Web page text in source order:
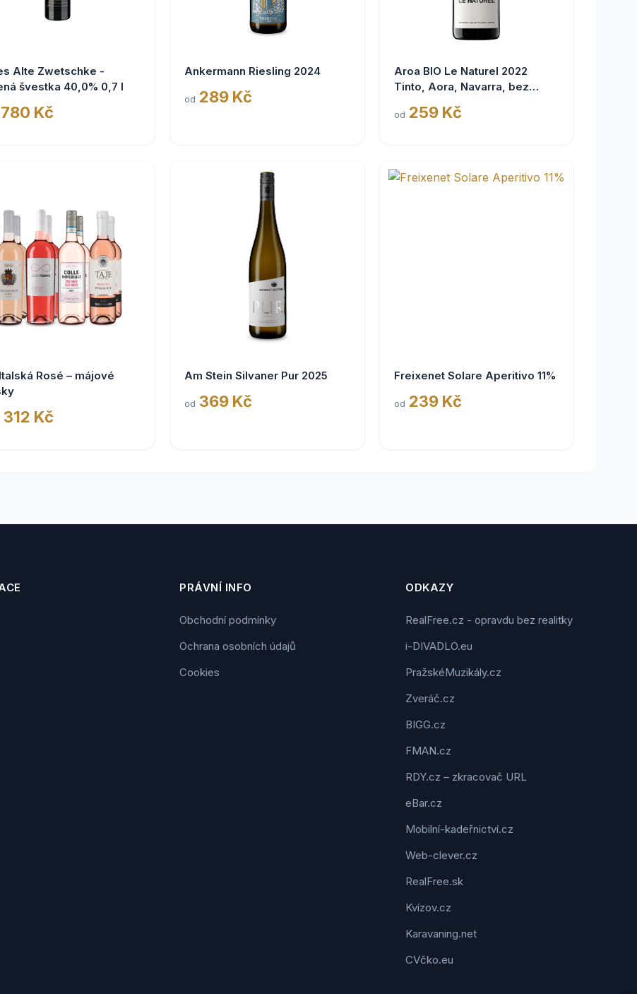
Alte Zwetschke -
švestka 40,0% 0,7 l
780 Kč
Ankermann Riesling 2024
od 289 Kč
Aroa BIO Le Naturel 2022
Tinto, Aora, Navarra, bez
od 259 Kč
Rosé – májové
312 Kč
Am Stein Silvaner Pur 2025
od 369 Kč
Freixenet Solare Aperitivo 11%
od 239 Kč
PRÁVNÍ INFO
Obchodní podmínky
Ochrana osobních údajů
Cookies
ODKAZY
RealFree.cz - opravdu bez realitky
i-DIVADLO.eu
PražskéMuzikály.cz
Zveráč.cz
BIGG.cz
FMAN.cz
RDY.cz – zkracovač URL
eBar.cz
Mobilní-kadeřnictví.cz
Web-clever.cz
RealFree.sk
Kvízov.cz
Karavaning.net
CVčko.eu